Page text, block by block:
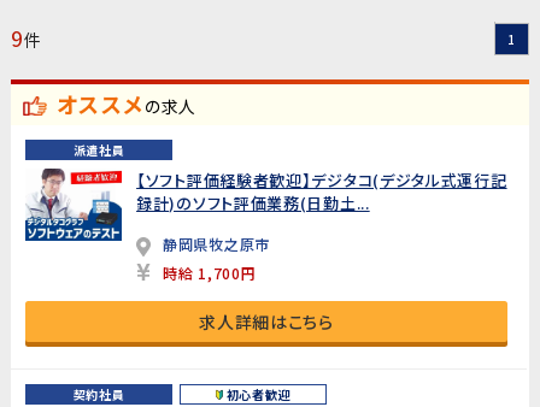
9件 1
オススメの求人
派遣社員
【ソフト評価経験者歓迎】デジタコ(デジタル式運行記
録計)のソフト評価業務(日勤土...
静岡県牧之原市
時給 1,700円
求人詳細はこちら
契約社員 初心者歓迎